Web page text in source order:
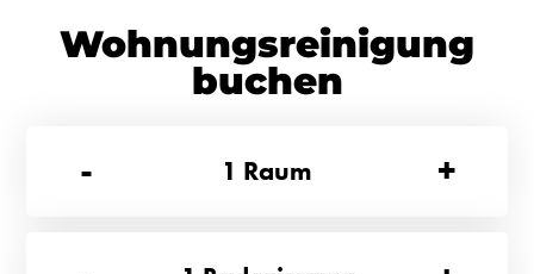
Wohnungsreinigung
buchen
-
1 Raum +